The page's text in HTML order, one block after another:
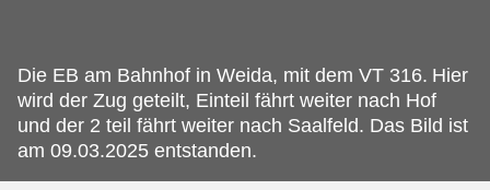
Die EB am Bahnhof in Weida, mit dem VT 316. Hier
wird der Zug geteilt, Einteil fährt weiter nach Hof
und der 2 teil fährt weiter nach Saalfeld. Das Bild ist
am 09.03.2025 entstanden.